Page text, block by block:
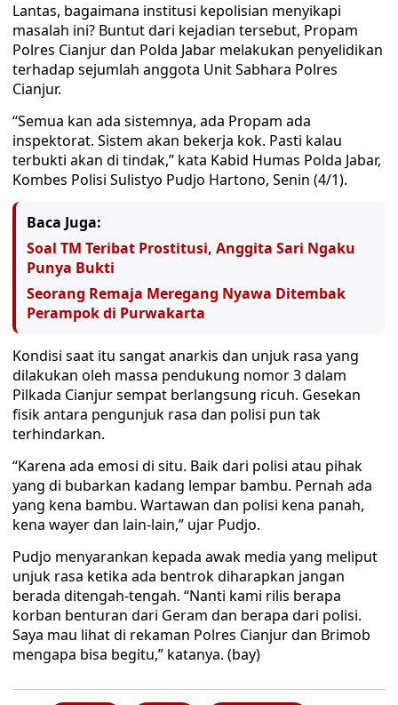
Lantas, bagaimana institusi kepolisian menyikapi
masalah ini? Buntut dari kejadian tersebut, Propam
Polres Cianjur dan Polda Jabar melakukan penyelidikan
terhadap sejumlah anggota Unit Sabhara Polres
Cianjur.
“Semua kan ada sistemnya, ada Propam ada
inspektorat. Sistem akan bekerja kok. Pasti kalau
terbukti akan di tindak,” kata Kabid Humas Polda Jabar,
Kombes Polisi Sulistyo Pudjo Hartono, Senin (4/1).
Baca Juga:
Soal TM Teribat Prostitusi, Anggita Sari Ngaku
Punya Bukti
Seorang Remaja Meregang Nyawa Ditembak
Perampok di Purwakarta
Kondisi saat itu sangat anarkis dan unjuk rasa yang
dilakukan oleh massa pendukung nomor 3 dalam
Pilkada Cianjur sempat berlangsung ricuh. Gesekan
fisik antara pengunjuk rasa dan polisi pun tak
terhindarkan.
“Karena ada emosi di situ. Baik dari polisi atau pihak
yang di bubarkan kadang lempar bambu. Pernah ada
yang kena bambu. Wartawan dan polisi kena panah,
kena wayer dan lain-lain,” ujar Pudjo.
Pudjo menyarankan kepada awak media yang meliput
unjuk rasa ketika ada bentrok diharapkan jangan
berada ditengah-tengah. “Nanti kami rilis berapa
korban benturan dari Geram dan berapa dari polisi.
Saya mau lihat di rekaman Polres Cianjur dan Brimob
mengapa bisa begitu,” katanya. (bay)